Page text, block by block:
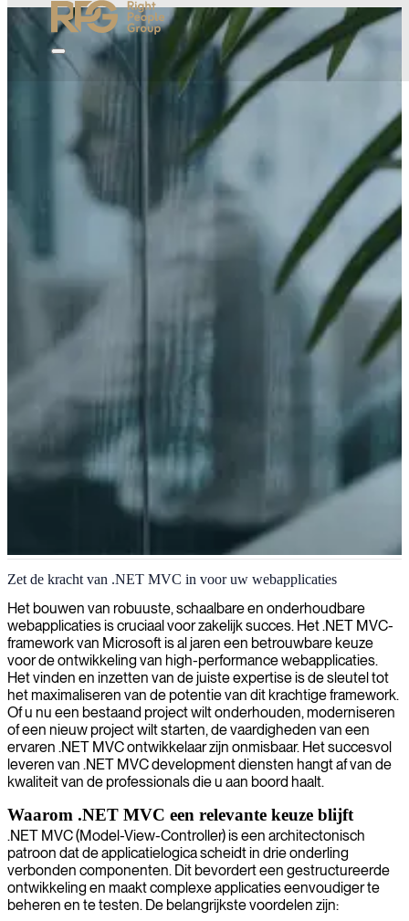
.NET MVC ontwikkeling
Wij leveren ervaren .NET MVC ontwikkelaars die krachtige,
schaalbare webapplicaties bouwen, afgestemd op de behoeften van
uw bedrijf.
Zet de kracht van .NET MVC in voor uw webapplicaties
Het bouwen van robuuste, schaalbare en onderhoudbare
webapplicaties is cruciaal voor zakelijk succes. Het .NET MVC-
framework van Microsoft is al jaren een betrouwbare keuze
voor de ontwikkeling van high-performance webapplicaties.
Het vinden en inzetten van de juiste expertise is de sleutel tot
het maximaliseren van de potentie van dit krachtige framework.
Of u nu een bestaand project wilt onderhouden, moderniseren
of een nieuw project wilt starten, de vaardigheden van een
ervaren .NET MVC ontwikkelaar zijn onmisbaar. Het succesvol
leveren van .NET MVC development diensten hangt af van de
kwaliteit van de professionals die u aan boord haalt.
Waarom .NET MVC een relevante keuze blijft
.NET MVC (Model-View-Controller) is een architectonisch
patroon dat de applicatielogica scheidt in drie onderling
verbonden componenten. Dit bevordert een gestructureerde
ontwikkeling en maakt complexe applicaties eenvoudiger te
beheren en te testen. De belangrijkste voordelen zijn: